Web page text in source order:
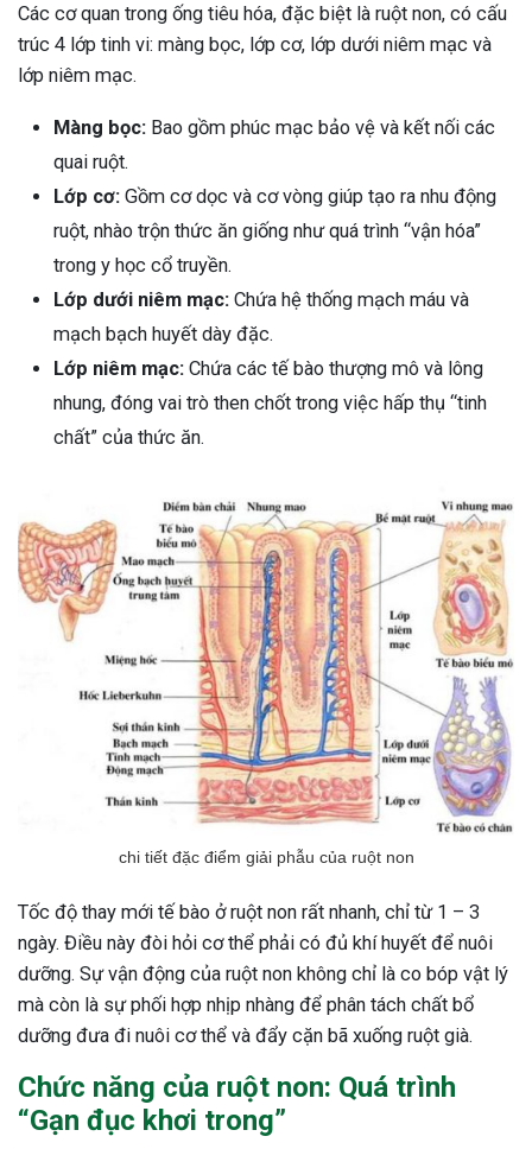
Các cơ quan trong ống tiêu hóa, đặc biệt là ruột non, có cấu
trúc 4 lớp tinh vi: màng bọc, lớp cơ, lớp dưới niêm mạc và
lớp niêm mạc.
Màng bọc: Bao gồm phúc mạc bảo vệ và kết nối các
quai ruột.
Lớp cơ: Gồm cơ dọc và cơ vòng giúp tạo ra nhu động
ruột, nhào trộn thức ăn giống như quá trình “vận hóa”
trong y học cổ truyền.
Lớp dưới niêm mạc: Chứa hệ thống mạch máu và
mạch bạch huyết dày đặc.
Lớp niêm mạc: Chứa các tế bào thượng mô và lông
nhung, đóng vai trò then chốt trong việc hấp thụ “tinh
chất” của thức ăn.
chi tiết đặc điểm giải phẫu của ruột non
Tốc độ thay mới tế bào ở ruột non rất nhanh, chỉ từ 1 – 3
ngày. Điều này đòi hỏi cơ thể phải có đủ khí huyết để nuôi
dưỡng. Sự vận động của ruột non không chỉ là co bóp vật lý
mà còn là sự phối hợp nhịp nhàng để phân tách chất bổ
dưỡng đưa đi nuôi cơ thể và đẩy cặn bã xuống ruột già.
Chức năng của ruột non: Quá trình
“Gạn đục khơi trong”